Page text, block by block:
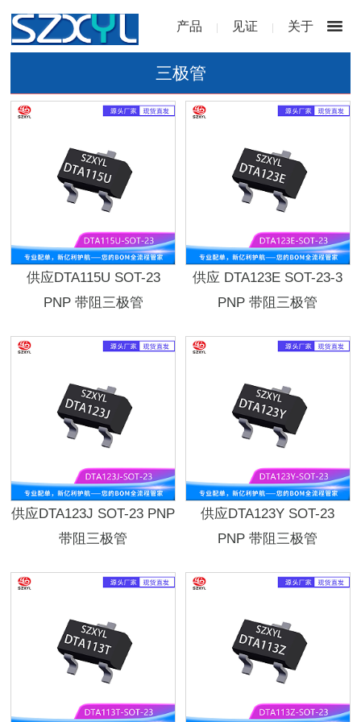
产品 | 见证 | 关于
三极管
供应DTA115U SOT-23
PNP 带阻三极管
供应 DTA123E SOT-23-3
PNP 带阻三极管
供应DTA123J SOT-23 PNP
带阻三极管
供应DTA123Y SOT-23
PNP 带阻三极管